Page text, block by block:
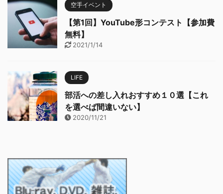
空手イベント
【第1回】YouTube形コンテスト【参加費
無料】
2021/1/14
LIFE
部活への差し入れおすすめ１０選【これ
を選べば間違いない】
2020/11/21